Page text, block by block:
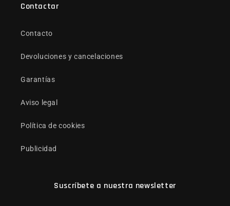
Contactar
Contacto
Devoluciones y cancelaciones
Garantías
Aviso legal
Política de cookies
Publicidad
Suscríbete a nuestra newsletter